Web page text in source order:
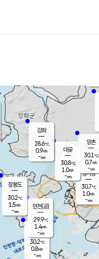
무의도
30.2℃
0.8m/s
-mm
장봉도
30.2℃
1.5m/s
-mm
경서동
30.7℃
1.0m/s
-mm
대곶
30.8℃
1.0m/s
-mm
양촌
30.1℃
0.7m/s
-mm
강화
28.6℃
0.9m/s
-mm
인천(공)
29.9℃
1.4m/s
-mm